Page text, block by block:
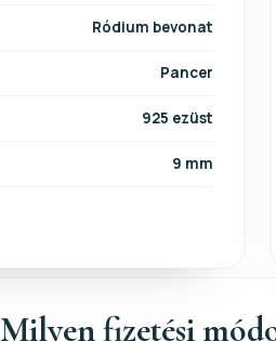
Ródium bevonat
Pancer
925 ezüst
9 mm
Milyen fizetési